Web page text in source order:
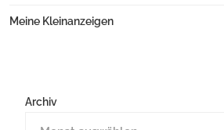
Meine Kleinanzeigen
Archiv